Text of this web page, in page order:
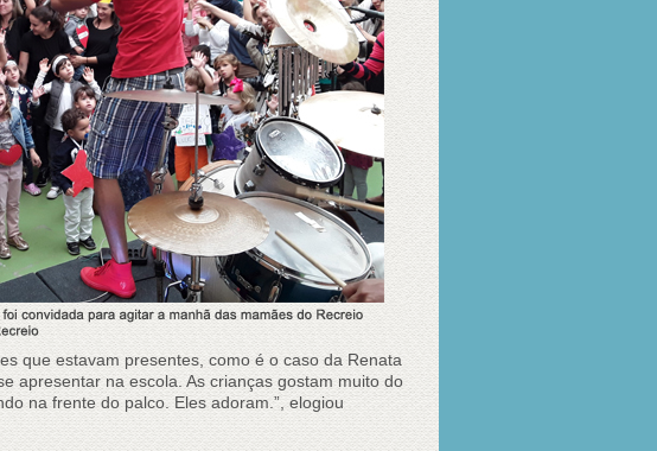
que estavam presentes, como é o caso da Renata
apresentar na escola. As crianças gostam muito do
na frente do palco. Eles adoram.”, elogiou